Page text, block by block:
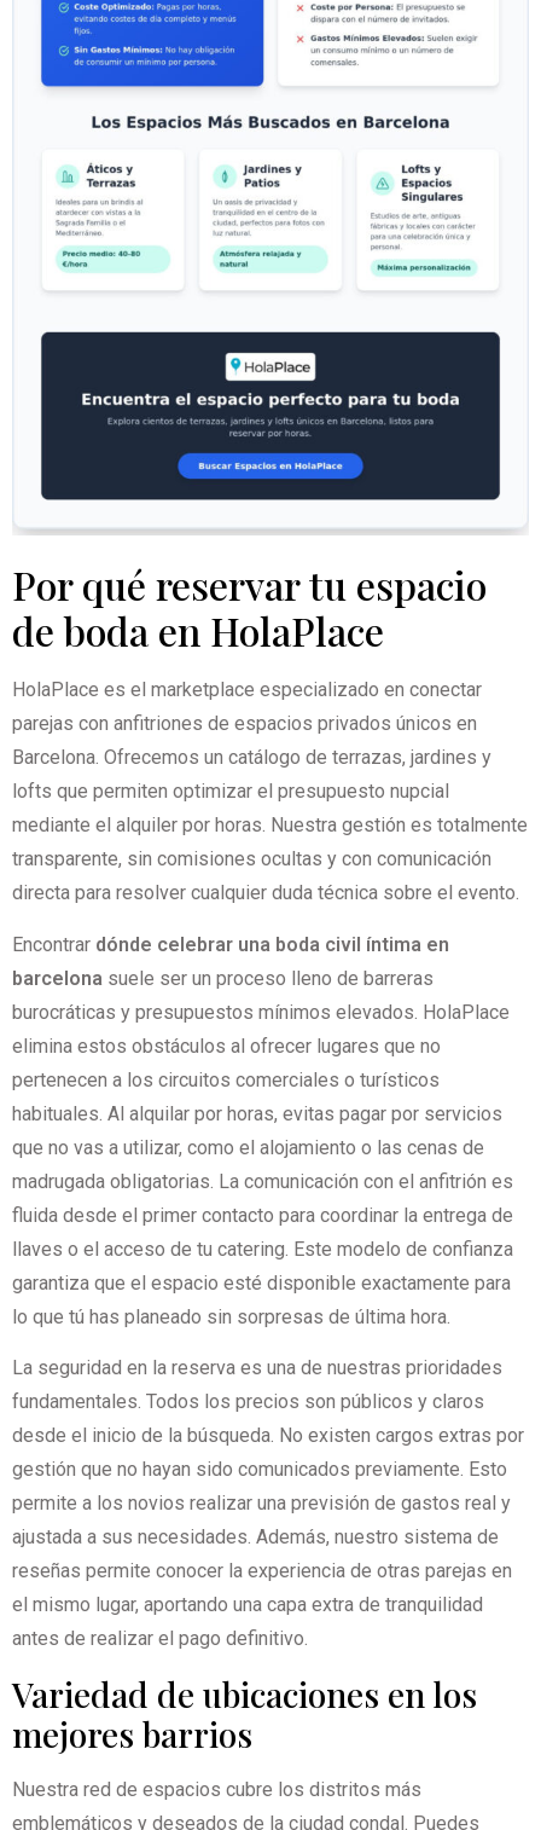
Por qué reservar tu espacio
de boda en HolaPlace
HolaPlace es el marketplace especializado en conectar
parejas con anfitriones de espacios privados únicos en
Barcelona. Ofrecemos un catálogo de terrazas, jardines y
lofts que permiten optimizar el presupuesto nupcial
mediante el alquiler por horas. Nuestra gestión es totalmente
transparente, sin comisiones ocultas y con comunicación
directa para resolver cualquier duda técnica sobre el evento.
Encontrar dónde celebrar una boda civil íntima en
barcelona suele ser un proceso lleno de barreras
burocráticas y presupuestos mínimos elevados. HolaPlace
elimina estos obstáculos al ofrecer lugares que no
pertenecen a los circuitos comerciales o turísticos
habituales. Al alquilar por horas, evitas pagar por servicios
que no vas a utilizar, como el alojamiento o las cenas de
madrugada obligatorias. La comunicación con el anfitrión es
fluida desde el primer contacto para coordinar la entrega de
llaves o el acceso de tu catering. Este modelo de confianza
garantiza que el espacio esté disponible exactamente para
lo que tú has planeado sin sorpresas de última hora.
La seguridad en la reserva es una de nuestras prioridades
fundamentales. Todos los precios son públicos y claros
desde el inicio de la búsqueda. No existen cargos extras por
gestión que no hayan sido comunicados previamente. Esto
permite a los novios realizar una previsión de gastos real y
ajustada a sus necesidades. Además, nuestro sistema de
reseñas permite conocer la experiencia de otras parejas en
el mismo lugar, aportando una capa extra de tranquilidad
antes de realizar el pago definitivo.
Variedad de ubicaciones en los
mejores barrios
Nuestra red de espacios cubre los distritos más
emblemáticos y deseados de la ciudad condal. Puedes